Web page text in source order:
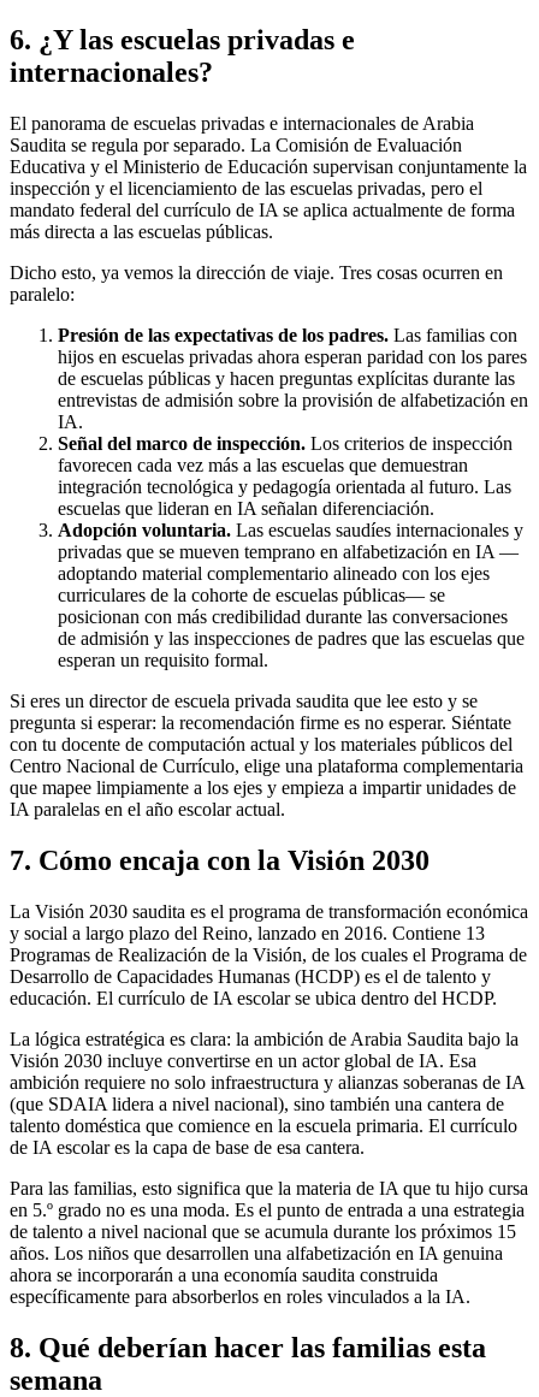
6. ¿Y las escuelas privadas e
internacionales?
El panorama de escuelas privadas e internacionales de Arabia
Saudita se regula por separado. La Comisión de Evaluación
Educativa y el Ministerio de Educación supervisan conjuntamente la
inspección y el licenciamiento de las escuelas privadas, pero el
mandato federal del currículo de IA se aplica actualmente de forma
más directa a las escuelas públicas.
Dicho esto, ya vemos la dirección de viaje. Tres cosas ocurren en
paralelo:
Presión de las expectativas de los padres. Las familias con
hijos en escuelas privadas ahora esperan paridad con los pares
de escuelas públicas y hacen preguntas explícitas durante las
entrevistas de admisión sobre la provisión de alfabetización en
IA.
Señal del marco de inspección. Los criterios de inspección
favorecen cada vez más a las escuelas que demuestran
integración tecnológica y pedagogía orientada al futuro. Las
escuelas que lideran en IA señalan diferenciación.
Adopción voluntaria. Las escuelas saudíes internacionales y
privadas que se mueven temprano en alfabetización en IA —
adoptando material complementario alineado con los ejes
curriculares de la cohorte de escuelas públicas— se
posicionan con más credibilidad durante las conversaciones
de admisión y las inspecciones de padres que las escuelas que
esperan un requisito formal.
Si eres un director de escuela privada saudita que lee esto y se
pregunta si esperar: la recomendación firme es no esperar. Siéntate
con tu docente de computación actual y los materiales públicos del
Centro Nacional de Currículo, elige una plataforma complementaria
que mapee limpiamente a los ejes y empieza a impartir unidades de
IA paralelas en el año escolar actual.
7. Cómo encaja con la Visión 2030
La Visión 2030 saudita es el programa de transformación económica
y social a largo plazo del Reino, lanzado en 2016. Contiene 13
Programas de Realización de la Visión, de los cuales el Programa de
Desarrollo de Capacidades Humanas (HCDP) es el de talento y
educación. El currículo de IA escolar se ubica dentro del HCDP.
La lógica estratégica es clara: la ambición de Arabia Saudita bajo la
Visión 2030 incluye convertirse en un actor global de IA. Esa
ambición requiere no solo infraestructura y alianzas soberanas de IA
(que SDAIA lidera a nivel nacional), sino también una cantera de
talento doméstica que comience en la escuela primaria. El currículo
de IA escolar es la capa de base de esa cantera.
Para las familias, esto significa que la materia de IA que tu hijo cursa
en 5.º grado no es una moda. Es el punto de entrada a una estrategia
de talento a nivel nacional que se acumula durante los próximos 15
años. Los niños que desarrollen una alfabetización en IA genuina
ahora se incorporarán a una economía saudita construida
específicamente para absorberlos en roles vinculados a la IA.
8. Qué deberían hacer las familias esta
semana